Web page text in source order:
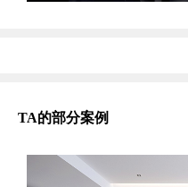
TA的部分案例